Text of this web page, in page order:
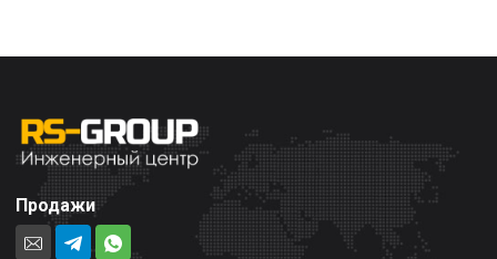
Продажи